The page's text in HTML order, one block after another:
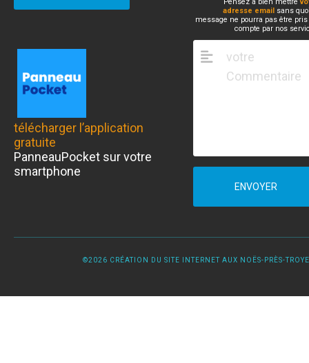
télécharger l’application
gratuite
PanneauPocket sur votre
smartphone
Pensez à bien mettre
adresse email sans
message ne pourra pas être
compte par nos
ENVOYER
©2026 CRÉATION DU SITE INTERNET AUX NOËS-PRÈS-